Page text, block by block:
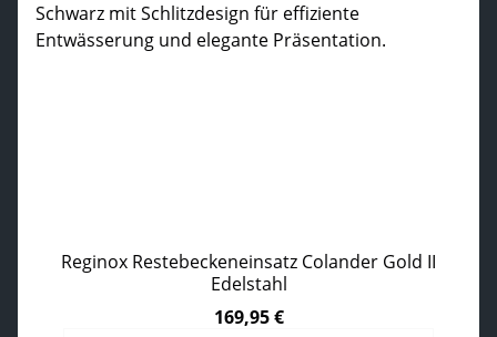
Reginox Restebeckeneinsatz Colander Gold II
Edelstahl
169,95 €